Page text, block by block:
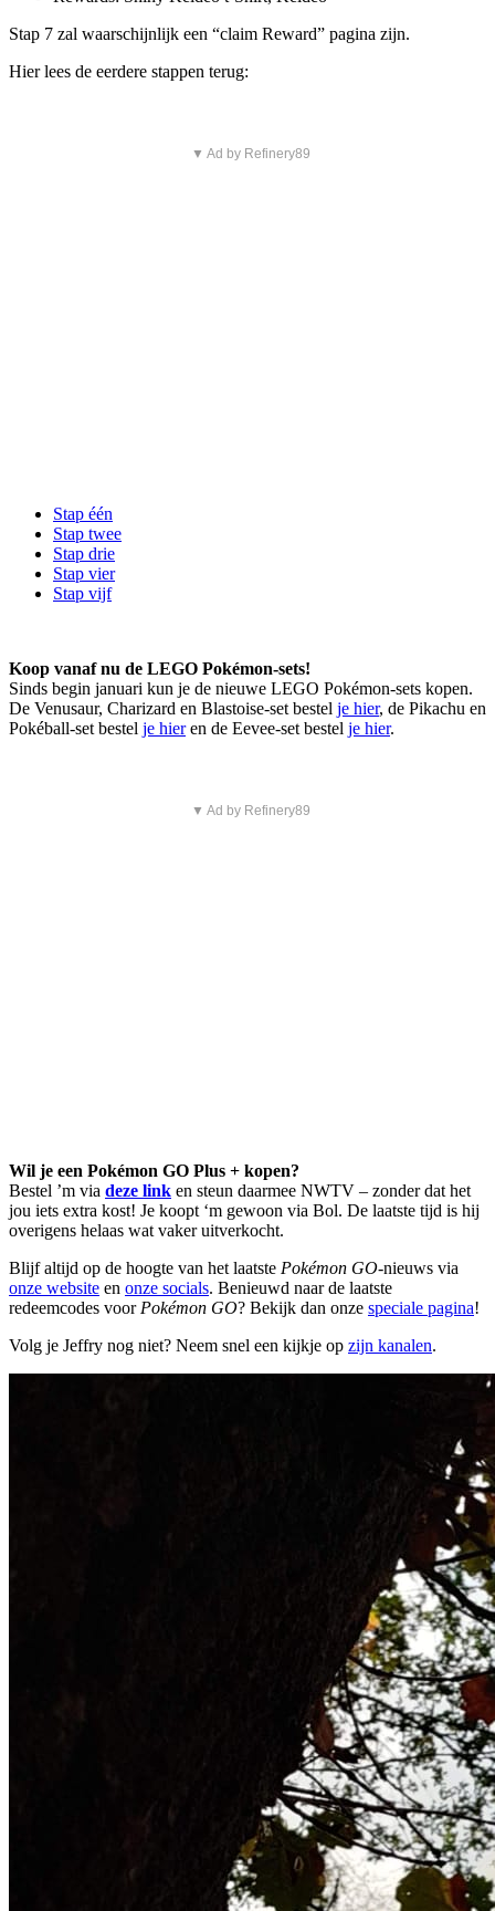
Stap 7 zal waarschijnlijk een “claim Reward” pagina zijn.
Hier lees de eerdere stappen terug:
▼ Ad by Refinery89
Stap één
Stap twee
Stap drie
Stap vier
Stap vijf
Koop vanaf nu de LEGO Pokémon-sets!
Sinds begin januari kun je de nieuwe LEGO Pokémon-sets kopen.
De Venusaur, Charizard en Blastoise-set bestel je hier, de Pikachu en
Pokéball-set bestel je hieren de Eevee-set bestel je hier.
▼ Ad by Refinery89
Wil je een Pokémon GO Plus + kopen?
Bestel ’m via deze link en steun daarmee NWTV – zonder dat het
jou iets extra kost! Je koopt ‘m gewoon via Bol. De laatste tijd is hij
overigens helaas wat vaker uitverkocht.
Blijf altijd op de hoogte van het laatste Pokémon GO-nieuws via
onze website en onze socials. Benieuwd naar de laatste
redeemcodes voor Pokémon GO? Bekijk dan onze speciale pagina!
Volg je Jeffry nog niet? Neem snel een kijkje op zijn kanalen.